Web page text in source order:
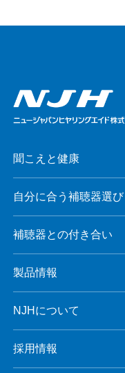
聞こえと健康
自分に合う補聴器選び
補聴器との付き合い
製品情報
NJHについて
採用情報